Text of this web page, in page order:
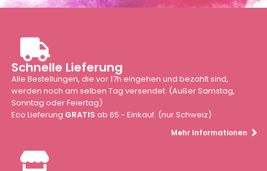
Schnelle Lieferung
Alle Bestellungen, die vor 17h eingehen und bezahlt sind,
werden noch am selben Tag versendet. (Außer Samstag,
Sonntag oder Feiertag)
Eco Lieferung GRATIS ab 65.- Einkauf. (nur Schweiz)
Mehr Informationen